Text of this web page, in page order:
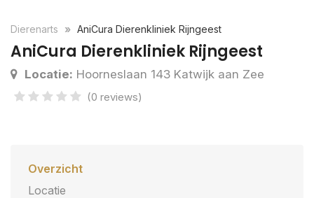
Dierenarts AniCura Dierenkliniek Rijngeest
AniCura Dierenkliniek Rijngeest
Locatie: Hoorneslaan 143 Katwijk aan Zee
(0 reviews)
Overzicht
Locatie